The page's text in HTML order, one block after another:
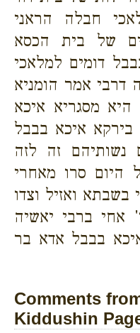
חבלה הראני
של בית הכסא
דומים למלאכי
דרבי אמר הומניא
היא מסגריא איכא
בירקא איכא בבבל
נשותיהם זה לזה
היום סרו מאחרי
בשבתא ואזיל וצדו
אחי ברבי יאשיה
בבבל אדא בר
Comments
Kiddushin